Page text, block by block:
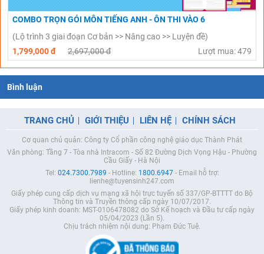
COMBO TRỌN GÓI MÔN TIẾNG ANH - ÔN THI VÀO 6
(Lộ trình 3 giai đoạn Cơ bản >> Nâng cao >> Luyện đề)
1,799,000 đ
2,697,000 đ Lượt mua: 479
Bình luận
TRANG CHỦ GIỚI THIỆU LIÊN HỆ CHÍNH SÁCH
Cơ quan chủ quản: Công ty Cổ phần công nghệ giáo dục Thành Phát
Văn phòng: Tầng 7 - Tòa nhà Intracom - Số 82 Đường Dịch Vọng Hậu - Phường
Cầu Giấy - Hà Nội
Tel: 024.7300.7989 - Hotline: 1800.6947- Email hỗ trợ:
lienhe@tuyensinh247.com
Giấy phép cung cấp dịch vụ mạng xã hội trực tuyến số 337/GP-BTTTT do Bộ
Thông tin và Truyền thông cấp ngày 10/07/2017.
Giấy phép kinh doanh: MST-0106478082 do Sở Kế hoạch và Đầu tư cấp ngày
05/04/2023 (Lần 5).
Chịu trách nhiệm nội dung: Phạm Đức Tuệ.